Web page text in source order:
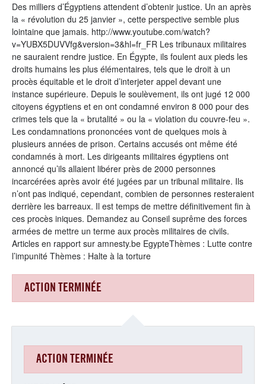
Des milliers d’Égyptiens attendent d’obtenir justice. Un an après
la « révolution du 25 janvier », cette perspective semble plus
lointaine que jamais. http://www.youtube.com/watch?
v=YUBX5DUVVfg&version=3&hl=fr_FR Les tribunaux militaires
ne sauraient rendre justice. En Égypte, ils foulent aux pieds les
droits humains les plus élémentaires, tels que le droit à un
procès équitable et le droit d’interjeter appel devant une
instance supérieure. Depuis le soulèvement, ils ont jugé 12 000
citoyens égyptiens et en ont condamné environ 8 000 pour des
crimes tels que la « brutalité » ou la « violation du couvre-feu ».
Les condamnations prononcées vont de quelques mois à
plusieurs années de prison. Certains accusés ont même été
condamnés à mort. Les dirigeants militaires égyptiens ont
annoncé qu’ils allaient libérer près de 2000 personnes
incarcérées après avoir été jugées par un tribunal militaire. Ils
n’ont pas indiqué, cependant, combien de personnes resteraient
derrière les barreaux. Il est temps de mettre définitivement fin à
ces procès iniques. Demandez au Conseil suprême des forces
armées de mettre un terme aux procès militaires de civils.
Articles en rapport sur amnesty.be EgypteThèmes : Lutte contre
l’impunité Thèmes : Halte à la torture
ACTION TERMINÉE
Complément d'infos
ACTION TERMINÉE